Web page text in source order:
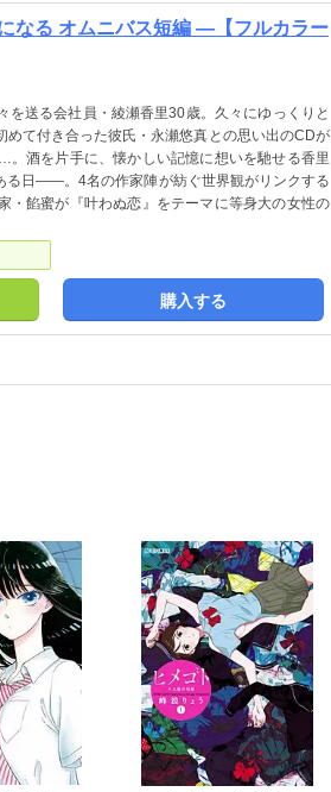
なる オムニバス短編 ―【フルカラー
送る会社員・綾瀬香里30歳。久々にゆっくりと
て付き合った彼氏・永瀬悠真との思い出のCDが
酒を片手に、懐かしい記憶に想いを馳せる香里
る日――。4名の作家陣が紡ぐ世界観がリンクする
・餡蜜が『叶わぬ恋』をテーマに等身大の女性の
購入する